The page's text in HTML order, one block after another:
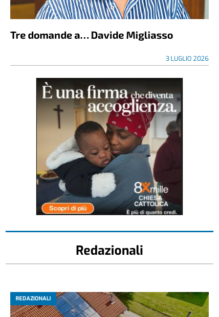
Tre domande a… Davide Migliasso
3 LUGLIO 2026
Redazionali
REDAZIONALI